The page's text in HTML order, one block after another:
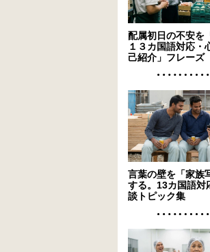
配属初日の不安を
１３カ国語対応・
己紹介」フレーズ
言葉の壁を「家族
する。13カ国語対
談トピック集